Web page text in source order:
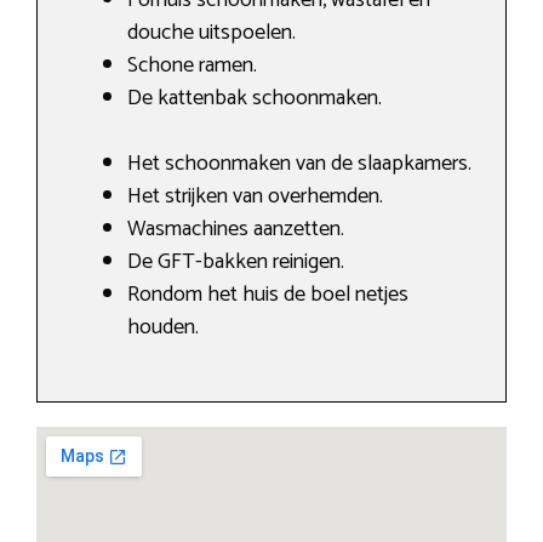
douche uitspoelen.
Schone ramen.
De kattenbak schoonmaken.
Het schoonmaken van de slaapkamers.
Het strijken van overhemden.
Wasmachines aanzetten.
De GFT-bakken reinigen.
Rondom het huis de boel netjes
houden.